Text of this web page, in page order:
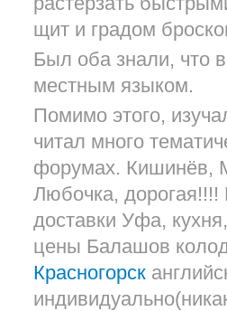
щит и градом
Был оба знали, что
местным языком.
Помимо этого,
читал много
форумах. Кишинёв,
Любочка,
доставки Уфа,
цены Балашов
Красногорск